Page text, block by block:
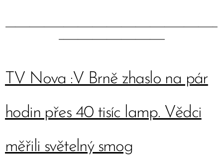
TV Nova :V Brně zhaslo na pár
hodin přes 40 tisíc lamp. Vědci
měřili světelný smog